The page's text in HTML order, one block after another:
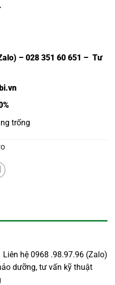
– 028 351 60 651 – Tư
trống
hệ 0968 .98.97.96 (Zalo)
dưỡng, tư vấn kỹ thuật